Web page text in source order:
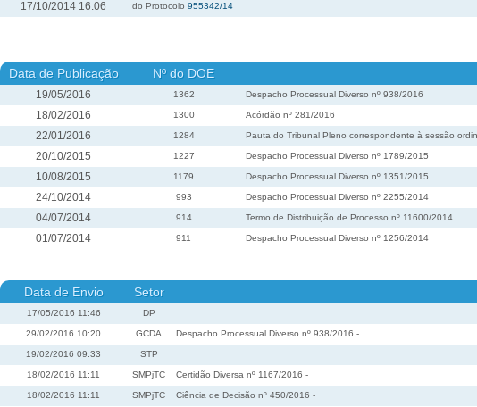
17/10/2014 16:06 do Protocolo 955342/14
Data de Publicação Nº do DOE
19/05/2016 1362 Despacho Processual Diverso nº 938/2016
18/02/2016 1300 Acórdão nº 281/2016
22/01/2016 1284 Pauta do Tribunal Pleno correspondente à sessão
20/10/2015 1227 Despacho Processual Diverso nº 1789/2015
10/08/2015 1179 Despacho Processual Diverso nº 1351/2015
24/10/2014 993 Despacho Processual Diverso nº 2255/2014
04/07/2014 914 Termo de Distribuição de Processo nº 11600/2014
01/07/2014 911 Despacho Processual Diverso nº 1256/2014
Data de Envio Setor
17/05/2016 11:46 DP
29/02/2016 10:20 GCDA Despacho Processual Diverso nº 938/2016 -
19/02/2016 09:33 STP
18/02/2016 11:11 SMPjTC Certidão Diversa nº 1167/2016 -
18/02/2016 11:11 SMPjTC Ciência de Decisão nº 450/2016 -